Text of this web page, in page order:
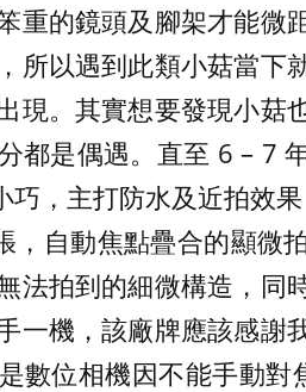
重的鏡頭及腳架才能微
所以遇到此類小菇當下
現。其實想要發現小菇
都是偶遇。直至 6 – 7
巧，主打防水及近拍效
，自動焦點疊合的顯微
法拍到的細微構造，同
一機，該廠牌應該感謝
數位相機因不能手動對